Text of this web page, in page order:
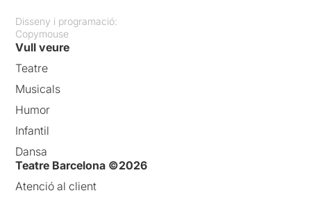
Disseny i programació:
Copymouse
Vull veure
Teatre
Musicals
Humor
Infantil
Dansa
Teatre Barcelona ©2026
Atenció al client